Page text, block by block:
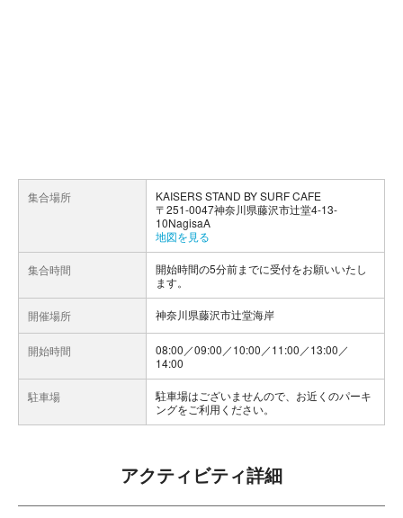
集合場所
KAISERS STAND BY SURF CAFE
〒251-0047神奈川県藤沢市辻堂4-13-
10NagisaA
地図を見る
集合時間
開始時間の5分前までに受付をお願いいたし
ます。
開催場所 神奈川県藤沢市辻堂海岸
開始時間
08:00／09:00／10:00／11:00／13:00／
14:00
駐車場
駐車場はございませんので、お近くのパーキ
ングをご利用ください。
アクティビティ詳細